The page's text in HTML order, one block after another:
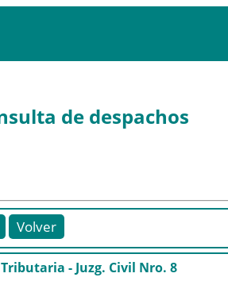
de despachos
- Juzg. Civil Nro. 8